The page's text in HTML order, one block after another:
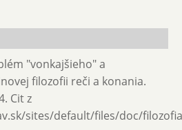
"vonkajšieho" a
filozofii reči a konania.
Cit z
sites/default/files/doc/